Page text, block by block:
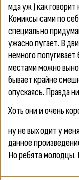
мда уж ) как
Комиксы сами по
специально
ужасно пугает. В
немного
местами можно
бывает крайне
опускаясь. Правда
Хоть они и очень
ну не выходит у
данное
Но ребята молодцы.